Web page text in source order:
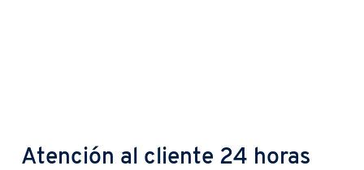
Atención al cliente 24 horas